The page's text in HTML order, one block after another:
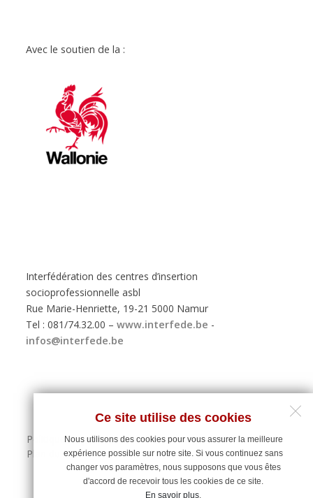
Ce site utilise des cookies
Nous utilisons des cookies pour vous assurer la meilleure
expérience possible sur notre site. Si vous continuez sans
changer vos paramètres, nous supposons que vous êtes
d'accord de recevoir tous les cookies de ce site.
En savoir plus.
Avec le soutien de la :
Interfédération des centres d’insertion
socioprofessionnelle asbl
Rue Marie-Henriette, 19-21 5000 Namur
Tel : 081/74.32.00 –www.interfede.be -
infos@interfede.be
Politique de protection des données personnelles
Plan du site